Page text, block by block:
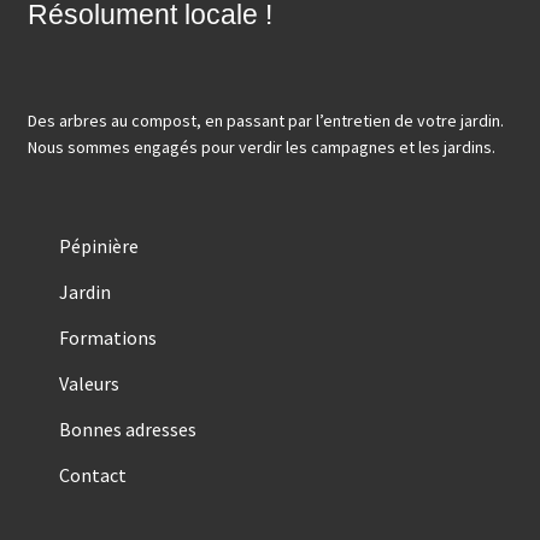
Résolument locale !
Des arbres au compost, en passant par l’entretien de votre jardin.
Nous sommes engagés pour verdir les campagnes et les jardins.
Pépinière
Jardin
Formations
Valeurs
Bonnes adresses
Contact